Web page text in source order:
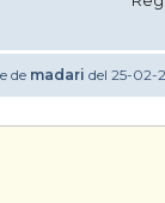
de madari del 25-02-